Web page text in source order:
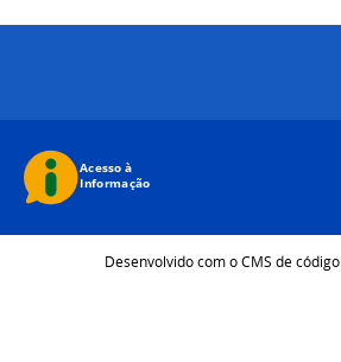
Desenvolvido com o CMS de